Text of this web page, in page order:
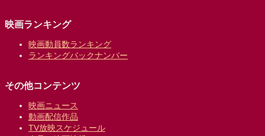
映画ランキング
映画動員数ランキング
ランキングバックナンバー
その他コンテンツ
映画ニュース
動画配信作品
TV放映スケジュール